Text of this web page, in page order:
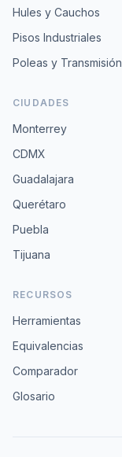
Hules y Cauchos
Pisos Industriales
Poleas y Transmisión
CIUDADES
Monterrey
CDMX
Guadalajara
Querétaro
Puebla
Tijuana
RECURSOS
Herramientas
Equivalencias
Comparador
Glosario